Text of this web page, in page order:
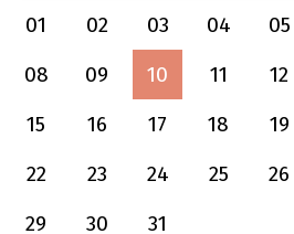
01 02 03 04 05
08
09 10 11 12
15
16 17 18 19
22
23 24 25 26
29
30 31